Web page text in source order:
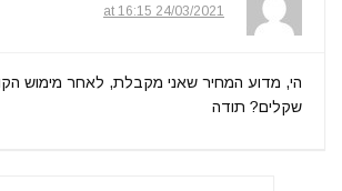
24/03/2021 at 16:15
שקלים? תודה